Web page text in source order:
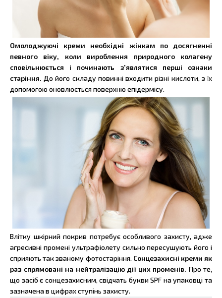
Омолоджуючі креми необхідні жінкам по досягненні
певного віку, коли вироблення природного колагену
сповільнюється і починають з'являтися перші ознаки
старіння. До його складу повинні входити різні кислоти, з їх
допомогою оновлюється поверхню епідермісу.
Влітку шкірний покрив потребує особливого захисту, адже
агресивні промені ультрафіолету сильно пересушують його і
сприяють так званому фотостаріння. Сонцезахисні креми як
раз спрямовані на нейтралізацію дії цих променів. Про те,
що засіб є сонцезахисним, свідчать букви SPF на упаковці та
зазначена в цифрах ступінь захисту.